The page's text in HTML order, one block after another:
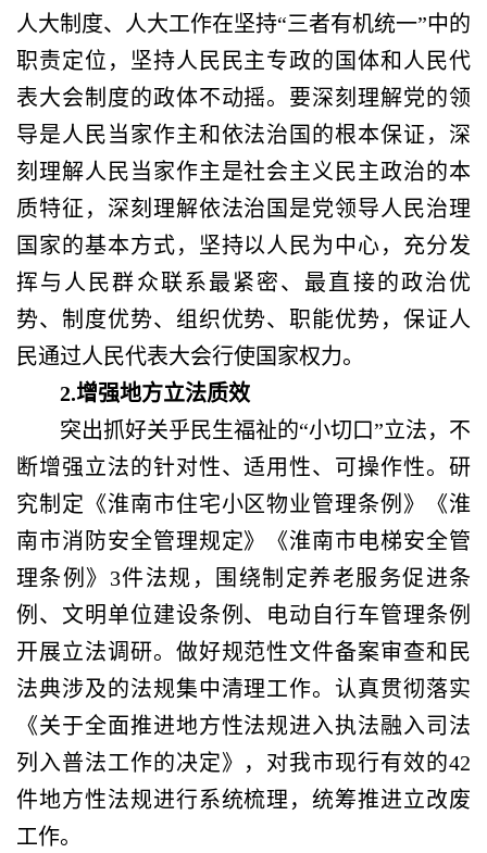
人大制度、人大工作在坚持“三者有机统一”中的
职责定位，坚持人民民主专政的国体和人民代
表大会制度的政体不动摇。要深刻理解党的领
导是人民当家作主和依法治国的根本保证，深
刻理解人民当家作主是社会主义民主政治的本
质特征，深刻理解依法治国是党领导人民治理
国家的基本方式，坚持以人民为中心，充分发
挥与人民群众联系最紧密、最直接的政治优
势、制度优势、组织优势、职能优势，保证人
民通过人民代表大会行使国家权力。
2.增强地方立法质效
突出抓好关乎民生福祉的“小切口”立法，不
断增强立法的针对性、适用性、可操作性。研
究制定《淮南市住宅小区物业管理条例》《淮
南市消防安全管理规定》《淮南市电梯安全管
理条例》3件法规，围绕制定养老服务促进条
例、文明单位建设条例、电动自行车管理条例
开展立法调研。做好规范性文件备案审查和民
法典涉及的法规集中清理工作。认真贯彻落实
《关于全面推进地方性法规进入执法融入司法
列入普法工作的决定》，对我市现行有效的42
件地方性法规进行系统梳理，统筹推进立改废
工作。